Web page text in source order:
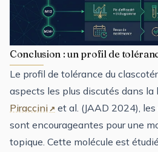
Conclusion : un profil de
Le profil de tolérance du
aspects les plus discutés dans la
Piraccini
et al. (JAAD 2024),
sont encourageantes pour une
topique. Cette molécule est